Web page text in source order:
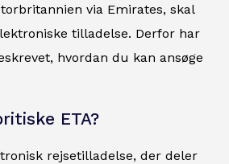
via Emirates, skal
tilladelse. Derfor har
hvordan du kan ansøge
ETA?
rejsetilladelse, der deler